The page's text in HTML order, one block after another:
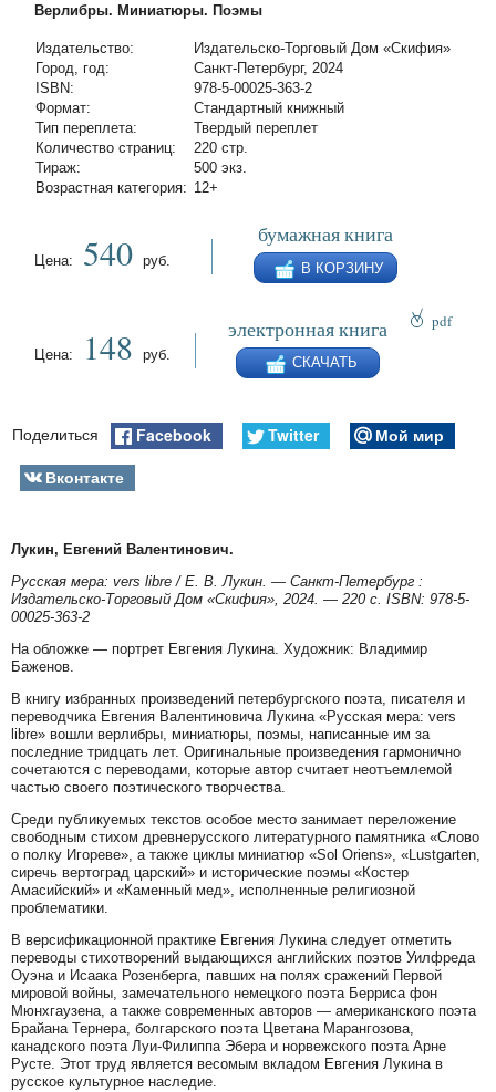
Верлибры. Миниатюры. Поэмы
Издательство:
Издательско-Торговый Дом «Скифия»
Город, год:
Санкт-Петербург, 2024
ISBN:
978-5-00025-363-2
Формат:
Стандартный книжный
Тип переплета:
Твердый переплет
Количество страниц:
220 стр.
Тираж:
500 экз.
Возрастная категория: 12+
Цена: 540 руб.
бумажная книга
В КОРЗИНУ
Цена: 148 руб.
электронная книга
СКАЧАТЬ
pdf
Поделиться Facebook Twitter
Мой мир
Вконтакте
Лукин, Евгений Валентинович.
Русская мера: vers libre / Е. В. Лукин. — Санкт-Петербург :
Издательско-Торговый Дом «Скифия», 2024. — 220 с. ISBN: 978-5-
00025-363-2
На обложке — портрет Евгения Лукина. Художник: Владимир
Баженов.
В книгу избранных произведений петербургского поэта, писателя и
переводчика Евгения Валентиновича Лукина «Русская мера: vers
libre» вошли верлибры, миниатюры, поэмы, написанные им за
последние тридцать лет. Оригинальные произведения гармонично
сочетаются с переводами, которые автор считает неотъемлемой
частью своего поэтического творчества.
Среди публикуемых текстов особое место занимает переложение
свободным стихом древнерусского литературного памятника «Слово
о полку Игореве», а также циклы миниатюр «Sol Oriens», «Lustgarten,
сиречь вертоград царский» и исторические поэмы «Костер
Амасийский» и «Каменный мед», исполненные религиозной
проблематики.
В версификационной практике Евгения Лукина следует отметить
переводы стихотворений выдающихся английских поэтов Уилфреда
Оуэна и Исаака Розенберга, павших на полях сражений Первой
мировой войны, замечательного немецкого поэта Берриса фон
Мюнхгаузена, а также современных авторов — американского поэта
Брайана Тернера, болгарского поэта Цветана Марангозова,
канадского поэта Луи-Филиппа Эбера и норвежского поэта Арне
Русте. Этот труд является весомым вкладом Евгения Лукина в
русское культурное наследие.